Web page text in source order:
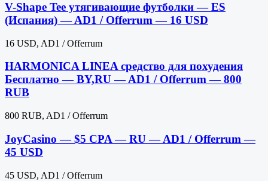
V-Shape Tee утягивающие футболки — ES
(Испания) — AD1 / Offerrum — 16 USD
16 USD, AD1 / Offerrum
HARMONICA LINEA средство для похудения
Бесплатно — BY,RU — AD1 / Offerrum — 800
RUB
800 RUB, AD1 / Offerrum
JoyCasino — $5 CPA — RU — AD1 / Offerrum —
45 USD
45 USD, AD1 / Offerrum